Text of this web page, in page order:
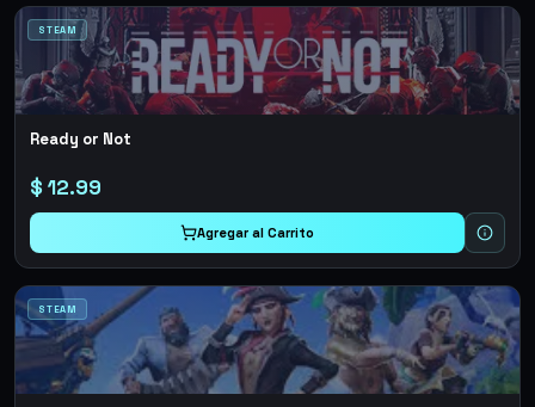
STEAM
Ready or Not
$ 12.99
Agregar al Carrito
STEAM